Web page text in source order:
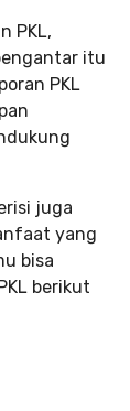
PKL,
itu
PKL
juga
yang
bisa
berikut